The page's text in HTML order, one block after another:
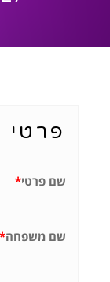
*שם פרטי
*שם משפחה